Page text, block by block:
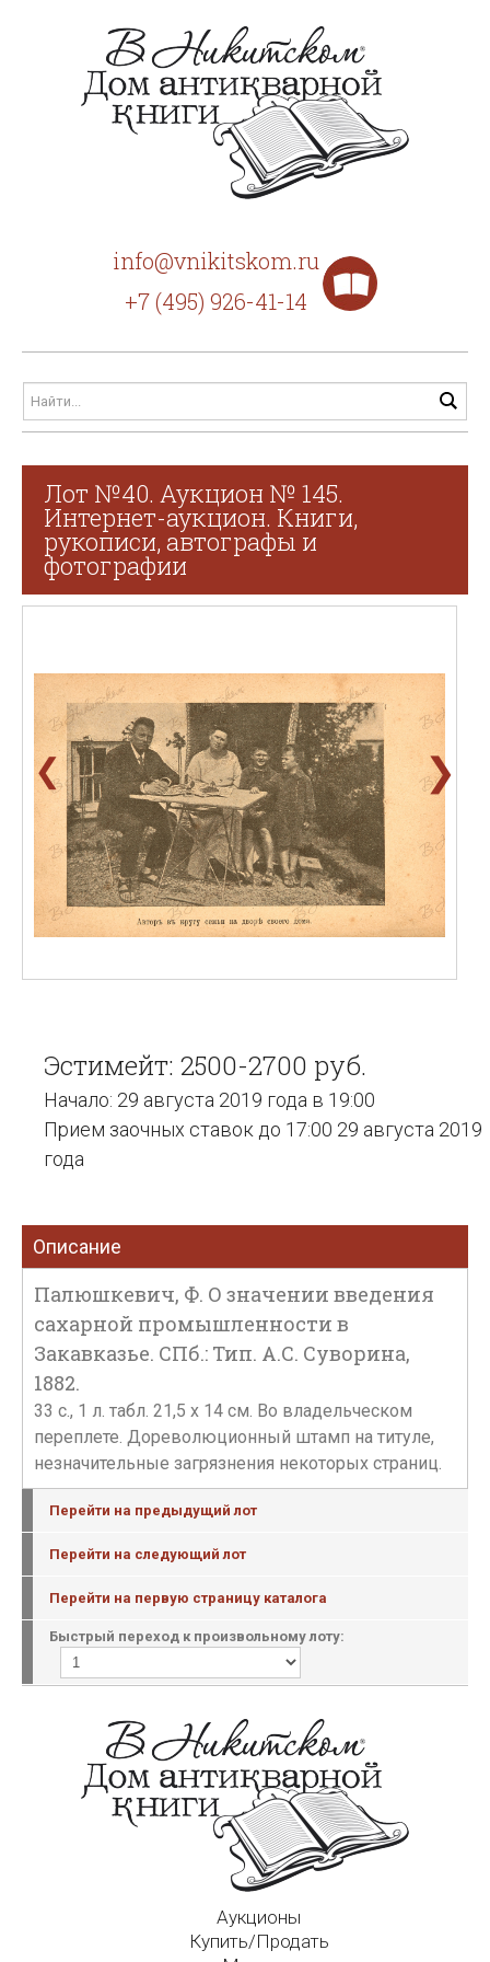
info@vnikitskom.ru
+7 (495) 926-41-14
Лот №40. Аукцион № 145.
Интернет-аукцион. Книги,
рукописи, автографы и
фотографии
❮ ❯
Эстимейт: 2500-2700 руб.
Начало: 29 августа 2019 года в 19:00
Прием заочных ставок до 17:00 29 августа 2019
года
Описание
Палюшкевич, Ф. О значении введения
сахарной промышленности в
Закавказье. СПб.: Тип. А.С. Суворина,
1882.
33 с., 1 л. табл. 21,5 х 14 см. Во владельческом
переплете. Дореволюционный штамп на титуле,
незначительные загрязнения некоторых страниц.
Перейти на предыдущий лот
Перейти на следующий лот
Перейти на первую страницу каталога
Быстрый переход к произвольному лоту:
Аукционы
Купить/Продать